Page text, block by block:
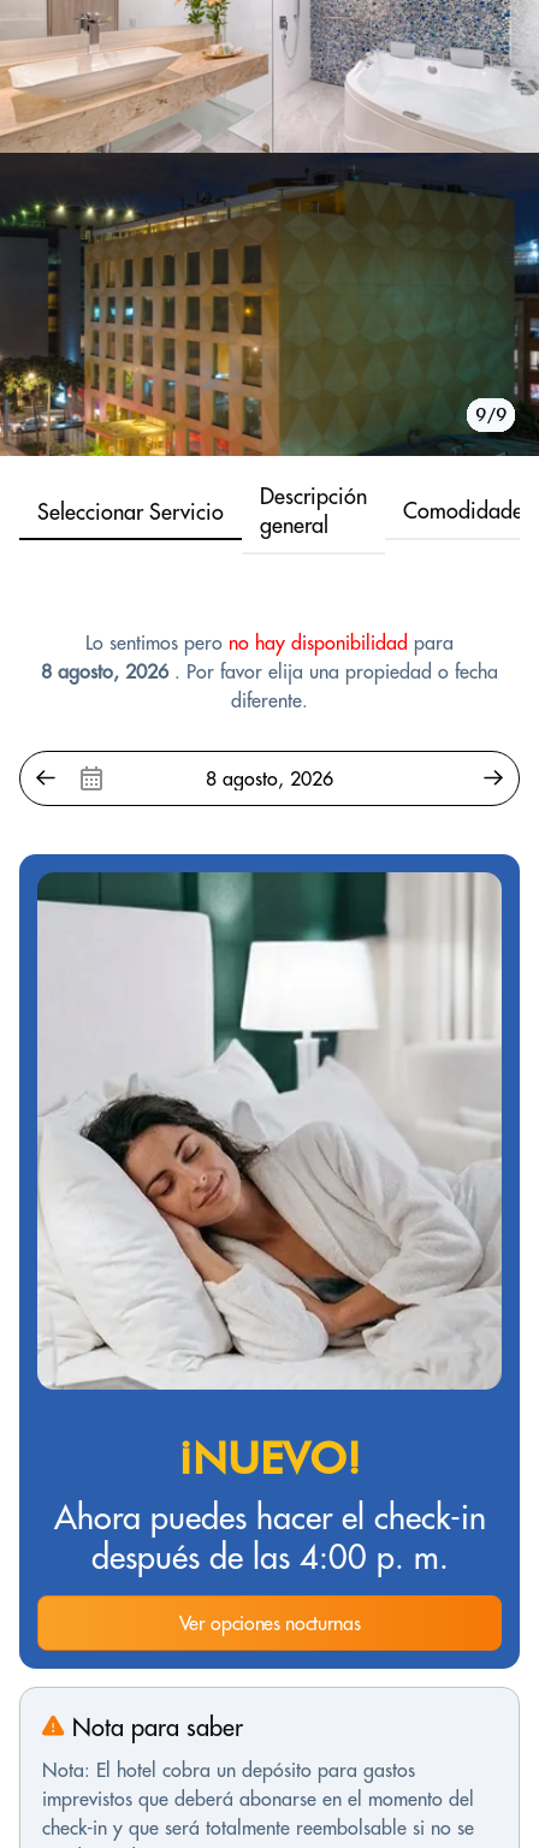
1/9
2/9
3/9
4/9
5/9
6/9
7/9
8/9
9/9
Seleccionar Servicio
Descripción
general
Comodidades
Lo sentimos pero no hay disponibilidad para
8 agosto, 2026. Por favor elija una propiedad o fecha
diferente.
¡NUEVO!
Ahora puedes hacer el check-in
después de las 4:00 p. m.
Ver opciones nocturnas
Nota para saber
Nota: El hotel cobra un depósito para gastos
imprevistos que deberá abonarse en el momento del
check-in y que será totalmente reembolsable si no se